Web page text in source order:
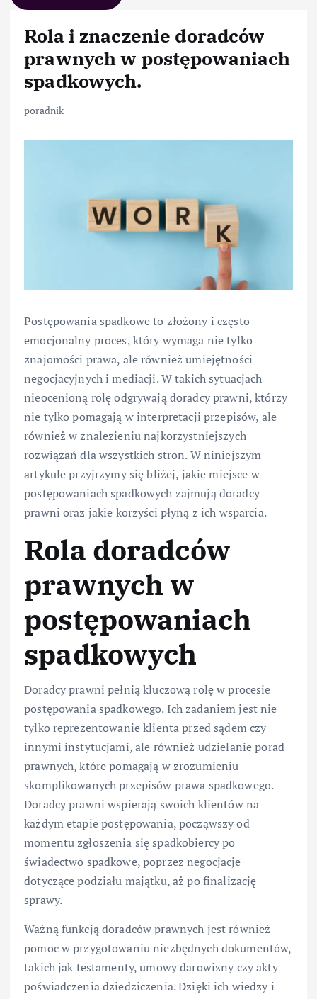
Rola i znaczenie doradców
prawnych w postępowaniach
spadkowych.
poradnik
Postępowania spadkowe to złożony i często
emocjonalny proces, który wymaga nie tylko
znajomości prawa, ale również umiejętności
negocjacyjnych i mediacji. W takich sytuacjach
nieocenioną rolę odgrywają doradcy prawni, którzy
nie tylko pomagają w interpretacji przepisów, ale
również w znalezieniu najkorzystniejszych
rozwiązań dla wszystkich stron. W niniejszym
artykule przyjrzymy się bliżej, jakie miejsce w
postępowaniach spadkowych zajmują doradcy
prawni oraz jakie korzyści płyną z ich wsparcia.
Rola doradców
prawnych w
postępowaniach
spadkowych
Doradcy prawni pełnią kluczową rolę w procesie
postępowania spadkowego. Ich zadaniem jest nie
tylko reprezentowanie klienta przed sądem czy
innymi instytucjami, ale również udzielanie porad
prawnych, które pomagają w zrozumieniu
skomplikowanych przepisów prawa spadkowego.
Doradcy prawni wspierają swoich klientów na
każdym etapie postępowania, począwszy od
momentu zgłoszenia się spadkobiercy po
świadectwo spadkowe, poprzez negocjacje
dotyczące podziału majątku, aż po finalizację
sprawy.
Ważną funkcją doradców prawnych jest również
pomoc w przygotowaniu niezbędnych dokumentów,
takich jak testamenty, umowy darowizny czy akty
poświadczenia dziedziczenia. Dzięki ich wiedzy i